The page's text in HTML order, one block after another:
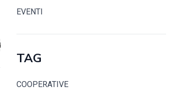
EVENTI
TAG
COOPERATIVE